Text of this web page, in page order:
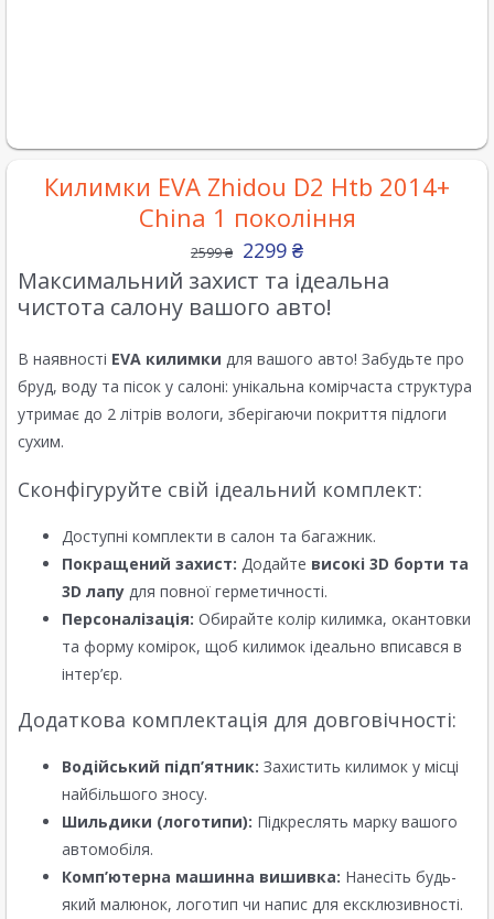
Килимки EVA Zhidou D2 Htb 2014+
China 1 покоління
2599₴ 2299 ₴
Максимальний захист та ідеальна
чистота салону вашого авто!
В наявності EVA килимки для вашого авто! Забудьте про
бруд, воду та пісок у салоні: унікальна комірчаста структура
утримає до 2 літрів вологи, зберігаючи покриття підлоги
сухим.
Сконфігуруйте свій ідеальний комплект:
Доступні комплекти в салон та багажник.
Покращений захист: Додайте високі 3D борти та
3D лапу для повної герметичності.
Персоналізація: Обирайте колір килимка, окантовки
та форму комірок, щоб килимок ідеально вписався в
інтер’єр.
Додаткова комплектація для довговічності:
Водійський підп’ятник: Захистить килимок у місці
найбільшого зносу.
Шильдики (логотипи): Підкреслять марку вашого
автомобіля.
Комп’ютерна машинна вишивка: Нанесіть будь-
який малюнок, логотип чи напис для ексклюзивності.